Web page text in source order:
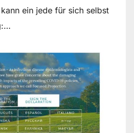
ein jede für sich selbst